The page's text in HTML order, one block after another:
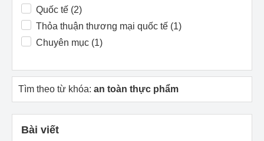
Quốc tế (2)
Thỏa thuận thương mại quốc tế (1)
Chuyên mục (1)
Tìm theo từ khóa: an toàn thực phẩm
Bài viết